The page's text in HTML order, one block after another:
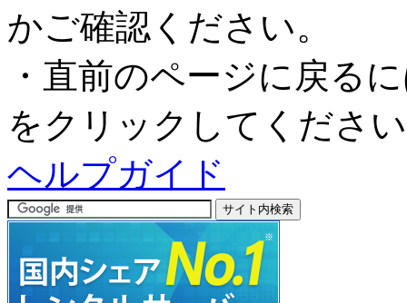
かご確認ください。
・直前のページに戻る
をクリックしてくださ
ヘルプガイド